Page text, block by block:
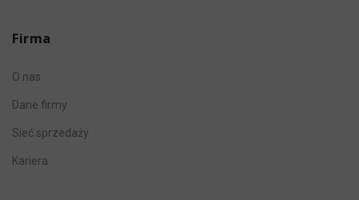
Firma
O nas
Dane firmy
Sieć sprzedaży
Kariera